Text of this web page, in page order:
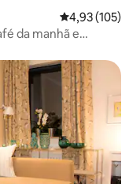
4,93 de uma
4,93 (105)
da manhã e